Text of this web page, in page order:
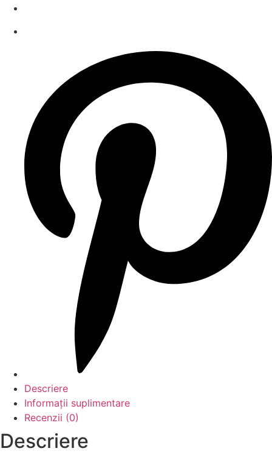
Descriere
Informații suplimentare
Recenzii (0)
Descriere